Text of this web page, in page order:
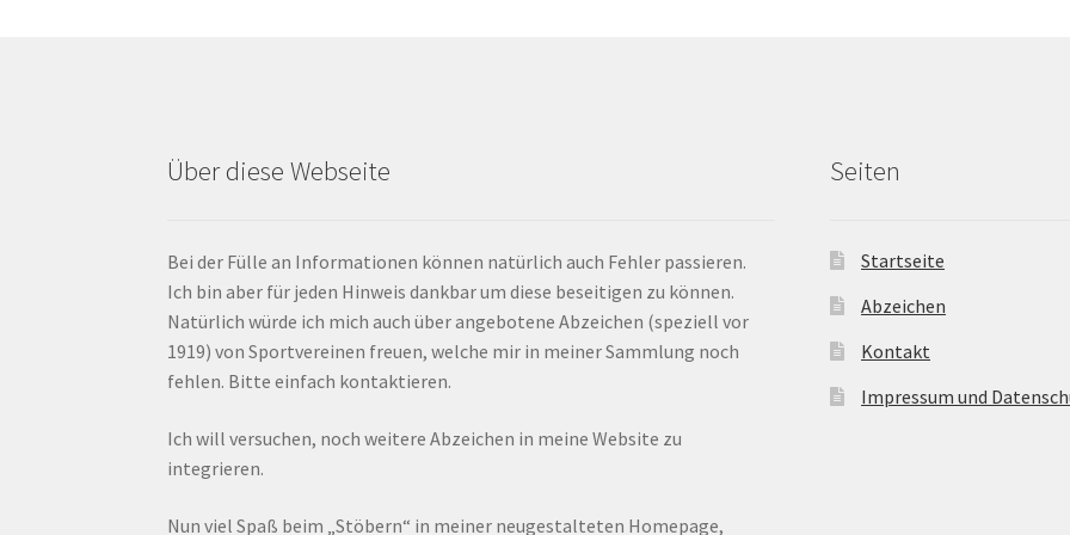
Über diese Webseite
Bei der Fülle an Informationen können natürlich auch Fehler passieren.
Ich bin aber für jeden Hinweis dankbar um diese beseitigen zu können.
Natürlich würde ich mich auch über angebotene Abzeichen (speziell vor
1919) von Sportvereinen freuen, welche mir in meiner Sammlung noch
fehlen. Bitte einfach kontaktieren.
Ich will versuchen, noch weitere Abzeichen in meine Website zu
integrieren.
Nun viel Spaß beim „Stöbern“ in meiner neugestalteten Homepage,
Seiten
Startseite
Abzeichen
Kontakt
Impressum und